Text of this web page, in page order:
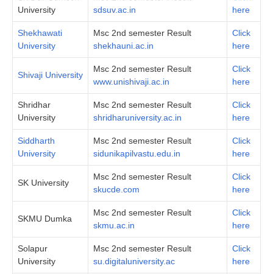
University
sdsuv.ac.in
here
Shekhawati
University
Msc 2nd semester Result
shekhauni.ac.in
Click
here
Shivaji University
Msc 2nd semester Result
www.unishivaji.ac.in
Click
here
Shridhar
University
Msc 2nd semester Result
shridharuniversity.ac.in
Click
here
Siddharth
University
Msc 2nd semester Result
sidunikapilvastu.edu.in
Click
here
SK University
Msc 2nd semester Result
skucde.com
Click
here
SKMU Dumka
Msc 2nd semester Result
skmu.ac.in
Click
here
Solapur
University
Msc 2nd semester Result
su.digitaluniversity.ac
Click
here